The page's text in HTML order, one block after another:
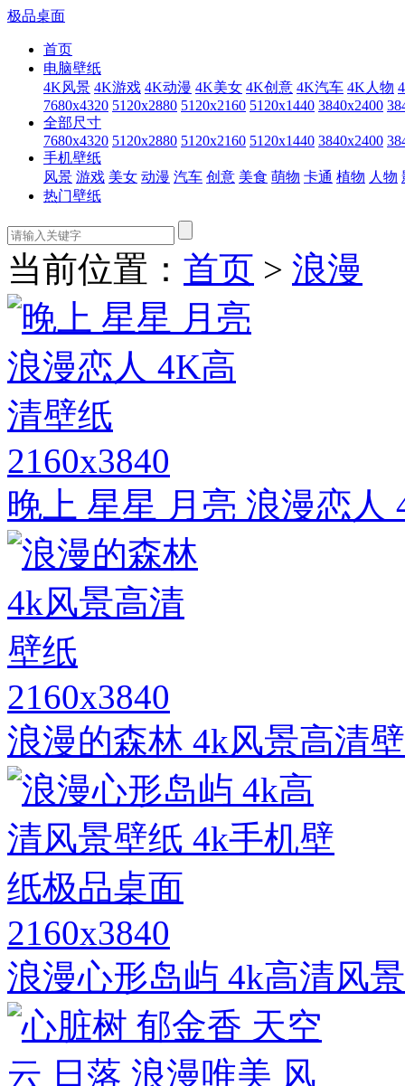
极品桌面
首页
电脑壁纸
4K风景 4K游戏 4K动漫 4K美女 4K创意 4K汽车 4K人物
7680x4320 5120x2880 5120x2160 5120x1440 3840x2400
全部尺寸
7680x4320 5120x2880 5120x2160 5120x1440 3840x2400
手机壁纸
风景 游戏 美女 动漫 汽车 创意 美食 萌物 卡通 植物 人物
热门壁纸
当前位置： 首页 > 浪漫
2160x3840
晚上 星星 月亮 浪漫恋人
2160x3840
浪漫的森林 4k风景高清
2160x3840
浪漫心形岛屿 4k高清风